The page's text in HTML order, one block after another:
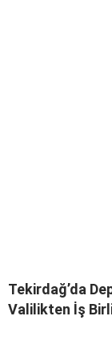
Tekirdağ’da
Valilikten İş